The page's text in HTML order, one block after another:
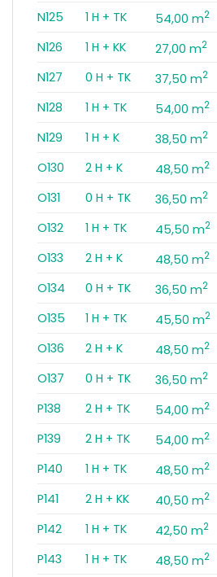
N125
1 H + TK 54,00 m2
N126
1 H + KK 27,00 m2
N127
0 H + TK 37,50 m2
N128
1 H + TK 54,00 m2
N129
1 H + K 38,50 m2
O130
2 H + K 48,50 m2
O131
0 H + TK 36,50 m2
O132
1 H + TK 45,50 m2
O133
2 H + K 48,50 m2
O134
0 H + TK 36,50 m2
O135
1 H + TK 45,50 m2
O136
2 H + K 48,50 m2
O137
0 H + TK 36,50 m2
P138
2 H + TK 54,00 m2
P139
2 H + TK 54,00 m2
P140
1 H + TK 48,50 m2
P141
2 H + KK 40,50 m2
P142
1 H + TK 42,50 m2
P143
1 H + TK 48,50 m2